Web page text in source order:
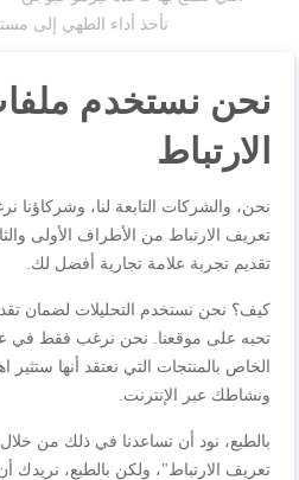
المراجعات
جيد
الجودة
80%
تصنيف
السعر
80%
منتج جيد.
مراجعة بواسطة Samuel نُشر في٢٧‏/٥‏/٢٠٢٦
تأخذ أداء الطهي إلى
مواصفات المنتجات
نحن نستخدم
الارتباط
نحن، والشركات التابعة لنا،
تعريف الارتباط من الأطراف الأولى
تقديم تجربة علامة تجارية أفضل لك.
كيف؟ نحن نستخدم التحليلات لضمان
تحبه على موقعنا. نحن نرغب فقط في
الخاص بالمنتجات التي نعتقد أنها ستثير
ونشاطك عبر الإنترنت.
بالطبع، نود أن تساعدنا في ذلك من
تعريف الارتباط"، ولكن بالطبع، نريدك